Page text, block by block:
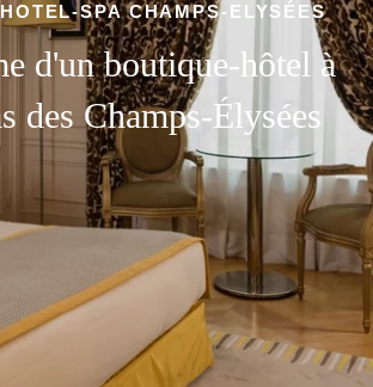
SPA CHAMPS-ELYSÉES
d'un boutique-hôtel à
des Champs-Élysées